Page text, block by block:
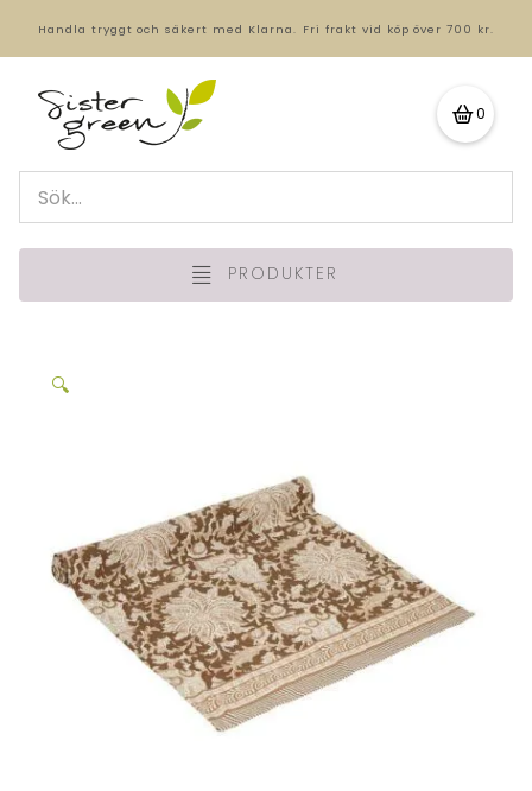
Handla tryggt och säkert med Klarna. Fri frakt vid köp över 700 kr.
0
PRODUKTER
🔍